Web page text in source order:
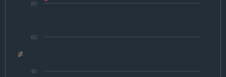
%
40
60
80